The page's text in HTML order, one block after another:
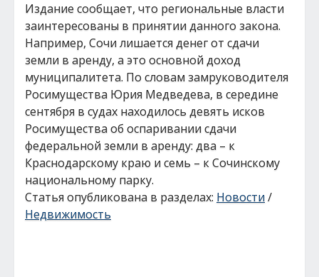
Издание сообщает, что региональные власти
заинтересованы в принятии данного закона.
Например, Сочи лишается денег от сдачи
земли в аренду, а это основной доход
муниципалитета. По словам замруководителя
Росимущества Юрия Медведева, в середине
сентября в судах находилось девять исков
Росимущества об оспаривании сдачи
федеральной земли в аренду: два – к
Краснодарскому краю и семь – к Сочинскому
национальному парку.
Статья опубликована в разделах: Новости/
Недвижимость